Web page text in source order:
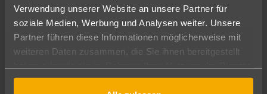
Verwendung unserer Website an unsere Partner für
soziale Medien, Werbung und Analysen weiter. Unsere
Partner führen diese Informationen möglicherweise mit
weiteren Daten zusammen, die Sie ihnen bereitgestellt
gesammelt haben.
Abflughafen
Alle Abflughäfen
09.08.26–07.08.27 7-21 Nächte